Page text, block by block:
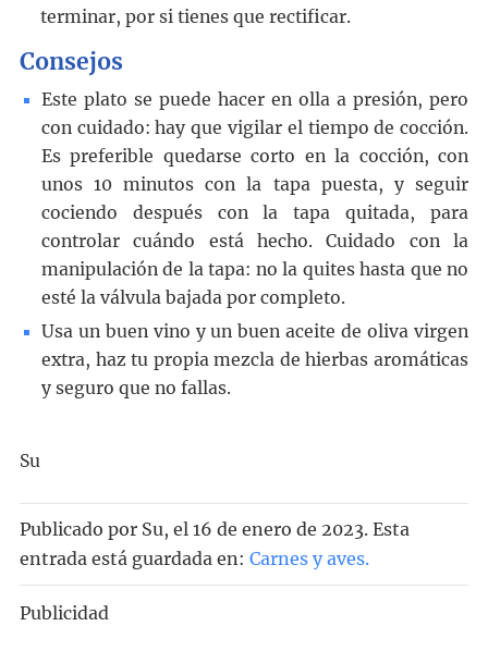
terminar, por si tienes que rectificar.
Consejos
Este plato se puede hacer en olla a presión, pero
con cuidado: hay que vigilar el tiempo de cocción.
Es preferible quedarse corto en la cocción, con
unos 10 minutos con la tapa puesta, y seguir
cociendo después con la tapa quitada, para
controlar cuándo está hecho. Cuidado con la
manipulación de la tapa: no la quites hasta que no
esté la válvula bajada por completo.
Usa un buen vino y un buen aceite de oliva virgen
extra, haz tu propia mezcla de hierbas aromáticas
y seguro que no fallas.
Su
Publicado por Su, el 16 de enero de 2023. Esta
entrada está guardada en: Carnes y aves.
Publicidad